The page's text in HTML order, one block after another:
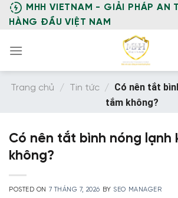
Skip
MHH VIETNAM - GIẢI PHÁP AN
HÀNG ĐẦU VIỆT NAM
Trang chủ / Tin tức /
Có nên tắt
tắm không?
Có nên tắt bình nóng lạnh
không?
POSTED ON 7 THÁNG 7, 2026 BY SEO MANAGER